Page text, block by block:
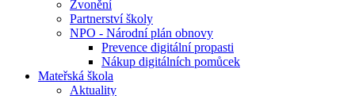
Zvonění
Partnerství školy
NPO - Národní plán obnovy
Prevence digitální propasti
Nákup digitálních pomůcek
Mateřská škola
Aktuality